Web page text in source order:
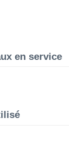
en service